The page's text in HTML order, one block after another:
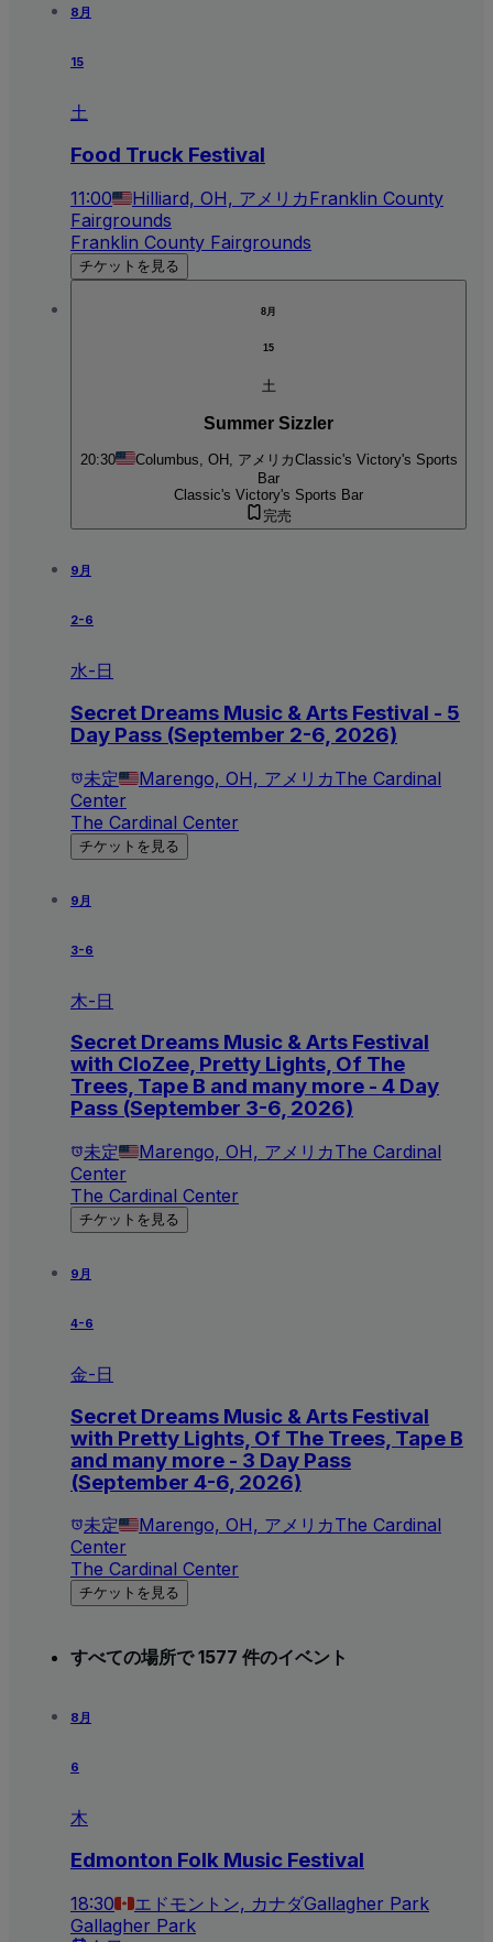
8月
15
土
Food Truck Festival
11:00 Hilliard, OH, アメリカFranklin County
Fairgrounds
Franklin County Fairgrounds
チケットを見る
8月
15
土
Summer Sizzler
20:30 Columbus, OH, アメリカClassic's Victory's Sports
Bar
Classic's Victory's Sports Bar
完売
9月
2-6
水-日
Secret Dreams Music & Arts Festival - 5
Day Pass (September 2-6, 2026)
未定 Marengo, OH, アメリカThe Cardinal
Center
The Cardinal Center
チケットを見る
9月
3-6
木-日
Secret Dreams Music & Arts Festival
with CloZee, Pretty Lights, Of The
Trees, Tape B and many more - 4 Day
Pass (September 3-6, 2026)
未定 Marengo, OH, アメリカThe Cardinal
Center
The Cardinal Center
チケットを見る
9月
4-6
金-日
Secret Dreams Music & Arts Festival
with Pretty Lights, Of The Trees, Tape B
and many more - 3 Day Pass
(September 4-6, 2026)
未定 Marengo, OH, アメリカThe Cardinal
Center
The Cardinal Center
チケットを見る
すべての場所で 1577 件のイベント
8月
6
木
Edmonton Folk Music Festival
18:30 エドモントン, カナダGallagher Park
Gallagher Park